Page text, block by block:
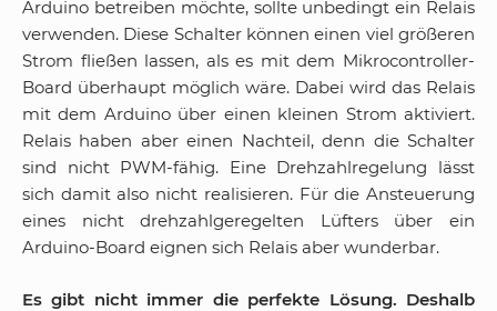
Arduino betreiben möchte, sollte unbedingt ein Relais
verwenden. Diese Schalter können einen viel größeren
Strom fließen lassen, als es mit dem Mikrocontroller-
Board überhaupt möglich wäre. Dabei wird das Relais
mit dem Arduino über einen kleinen Strom aktiviert.
Relais haben aber einen Nachteil, denn die Schalter
sind nicht PWM-fähig. Eine Drehzahlregelung lässt
sich damit also nicht realisieren. Für die Ansteuerung
eines nicht drehzahlgeregelten Lüfters über ein
Arduino-Board eignen sich Relais aber wunderbar.
Es gibt nicht immer die perfekte Lösung. Deshalb